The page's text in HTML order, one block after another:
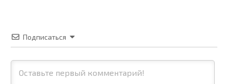
Подписаться